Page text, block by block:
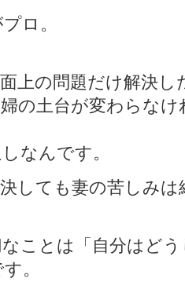
ロ。
上の問題だけ解決し
の土台が変わらなけ
なんです。
しても妻の苦しみ
ことは「自分はど
。